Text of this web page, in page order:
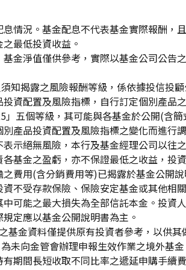
情況。基金配息不代表基金實際報酬，
最低投資收益。
金淨值僅供參考，實際以基金公司公告
知揭露之風險報酬等級，係依據投信投
資配置及風險指標，自行訂定個別產品
」五個等級，其可能與各基金於公開(含
產品投資配置及風險指標之變化而進行
示絕無風險，本行及基金經理公司以往
基金之盈虧，亦不保證最低之收益，投
費用(含分銷費用等)已揭露於基金公開
不受存款保險、保險安定基金或其他相
可能之最大損失為全部信託本金。投資
定應以基金公開說明書為主。
金資料僅提供原有投資者參考，以供
未向金管會辦理申報生效作業之境外基金
期間長短收取不同比率之遞延申購手續